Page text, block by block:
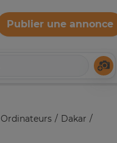
Publier une annonce
Ordinateurs Dakar